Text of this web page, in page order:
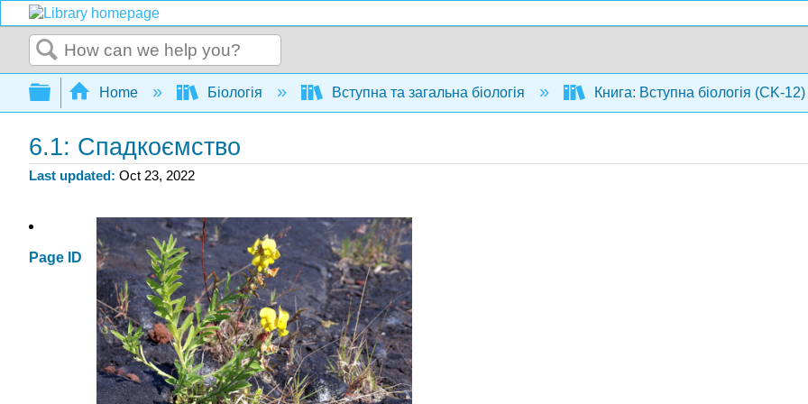
Search
Expand/collapse global hierarchy
Home Біологія Вступна та загальна біологія Книга: Вступна біологія (CK-12)
6.1: Спадкоємство
Last updated Oct 23, 2022
Page ID